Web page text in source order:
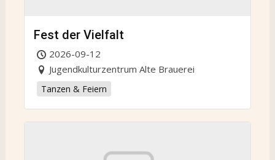
Fest der Vielfalt
2026-09-12
Jugendkulturzentrum Alte Brauerei
Tanzen & Feiern